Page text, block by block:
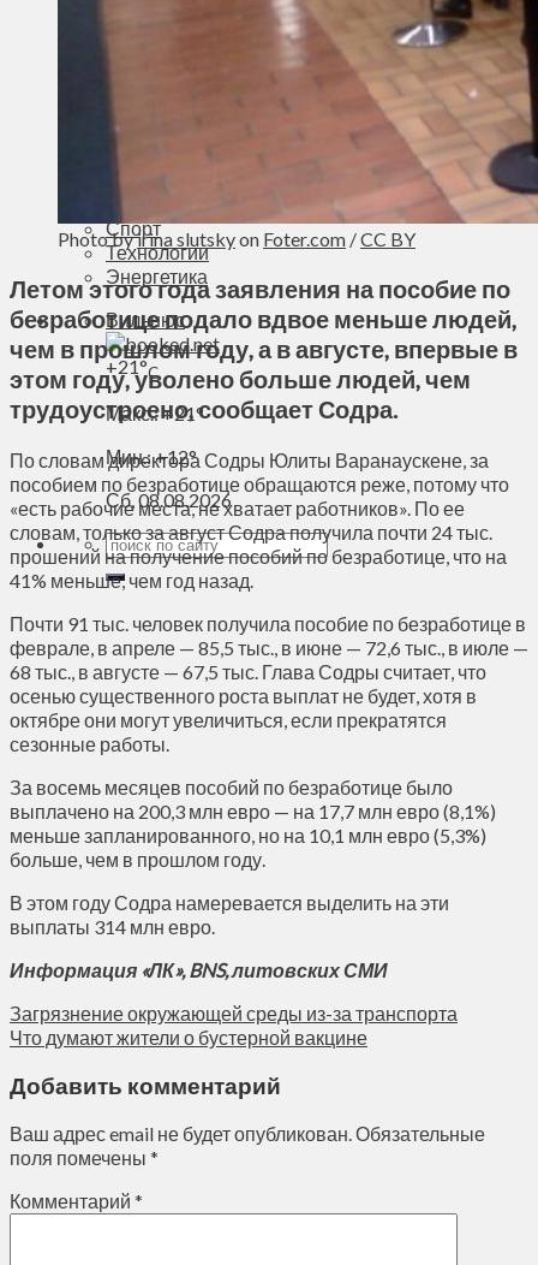
Агроновости
Спорт
Технологии
Энергетика
Вильнюс
+21°C
Макс.:+21°
Мин.:+12°
Сб, 08.08.2026
Photo byirina slutskyon Foter.com /CC BY
Летом этого года заявления на пособие по
безработице подало вдвое меньше людей,
чем в прошлом году, а в августе, впервые в
этом году, уволено больше людей, чем
трудоустроено, сообщает Содра.
По словам директора Содры Юлиты Варанаускене, за
пособием по безработице обращаются реже, потому что
«есть рабочие места, не хватает работников». По ее
словам, только за август Содра получила почти 24 тыс.
прошений на получение пособий по безработице, что на
41% меньше, чем год назад.
Почти 91 тыс. человек получила пособие по безработице в
феврале, в апреле — 85,5 тыс., в июне — 72,6 тыс., в июле —
68 тыс., в августе — 67,5 тыс. Глава Содры считает, что
осенью существенного роста выплат не будет, хотя в
октябре они могут увеличиться, если прекратятся
сезонные работы.
За восемь месяцев пособий по безработице было
выплачено на 200,3 млн евро — на 17,7 млн ​​евро (8,1%)
меньше запланированного, но на 10,1 млн евро (5,3%)
больше, чем в прошлом году.
В этом году Содра намеревается выделить на эти
выплаты 314 млн евро.
Информация «ЛК», BNS, литовских СМИ
Загрязнение окружающей среды из-за транспорта
Что думают жители о бустерной вакцине
Добавить комментарий
Ваш адрес email не будет опубликован.Обязательные
поля помечены *
Комментарий *